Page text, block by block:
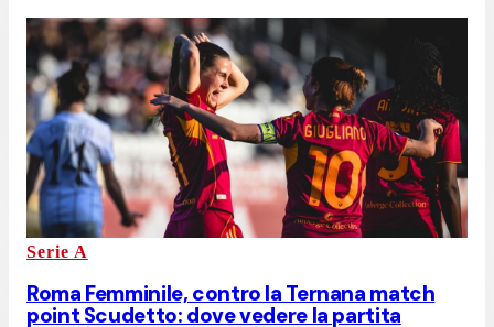
Serie A
Roma Femminile, contro la Ternana match
point Scudetto: dove vedere la partita